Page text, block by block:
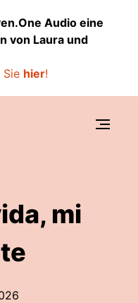
Audio eine
von Laura und
hier!
mi